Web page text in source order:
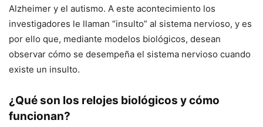
Alzheimer y el autismo. A este acontecimiento los
investigadores le llaman “insulto” al sistema nervioso, y es
por ello que, mediante modelos biológicos, desean
observar cómo se desempeña el sistema nervioso cuando
existe un insulto.
¿Qué son los relojes biológicos y cómo
funcionan?